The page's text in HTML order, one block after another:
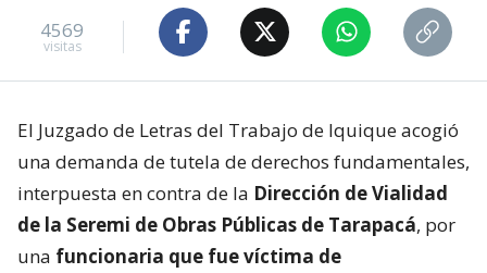
4569
visitas
El Juzgado de Letras del Trabajo de Iquique acogió
una demanda de tutela de derechos fundamentales,
interpuesta en contra de la Dirección de Vialidad
de la Seremi de Obras Públicas de Tarapacá, por
una funcionaria que fue víctima de